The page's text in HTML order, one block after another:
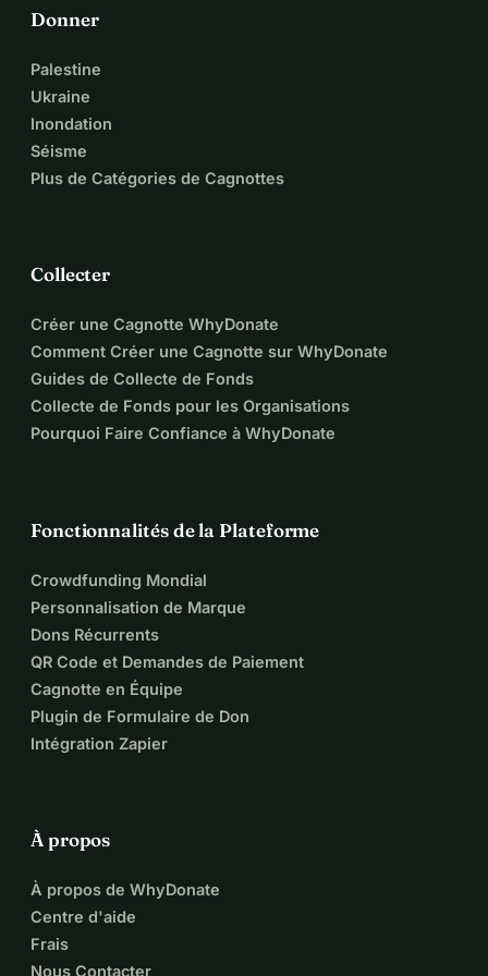
Sebastian-Daniel Uivari (Ron)
Sebastian-Daniel Uivari (EUR)
DE63202208000047638840
BIC: SXPYDEHHXXX
Donner
Palestine
Ukraine
Inondation
Séisme
Plus de Catégories de Cagnottes
Collecter
Créer une Cagnotte WhyDonate
Comment Créer une Cagnotte sur WhyDonate
Guides de Collecte de Fonds
Collecte de Fonds pour les Organisations
Pourquoi Faire Confiance à WhyDonate
Fonctionnalités de la Plateforme
Crowdfunding Mondial
Personnalisation de Marque
Dons Récurrents
QR Code et Demandes de Paiement
Cagnotte en Équipe
Plugin de Formulaire de Don
Intégration Zapier
À propos
À propos de WhyDonate
Centre d'aide
Frais
Nous Contacter